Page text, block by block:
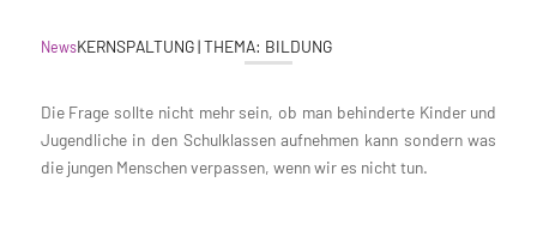
NewsKERNSPALTUNG | THEMA: BILDUNG
Die Frage sollte nicht mehr sein, ob man behinderte Kinder und
Jugendliche in den Schulklassen aufnehmen kann sondern was
die jungen Menschen verpassen, wenn wir es nicht tun.